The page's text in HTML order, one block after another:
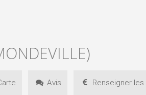
Avis Renseigner les